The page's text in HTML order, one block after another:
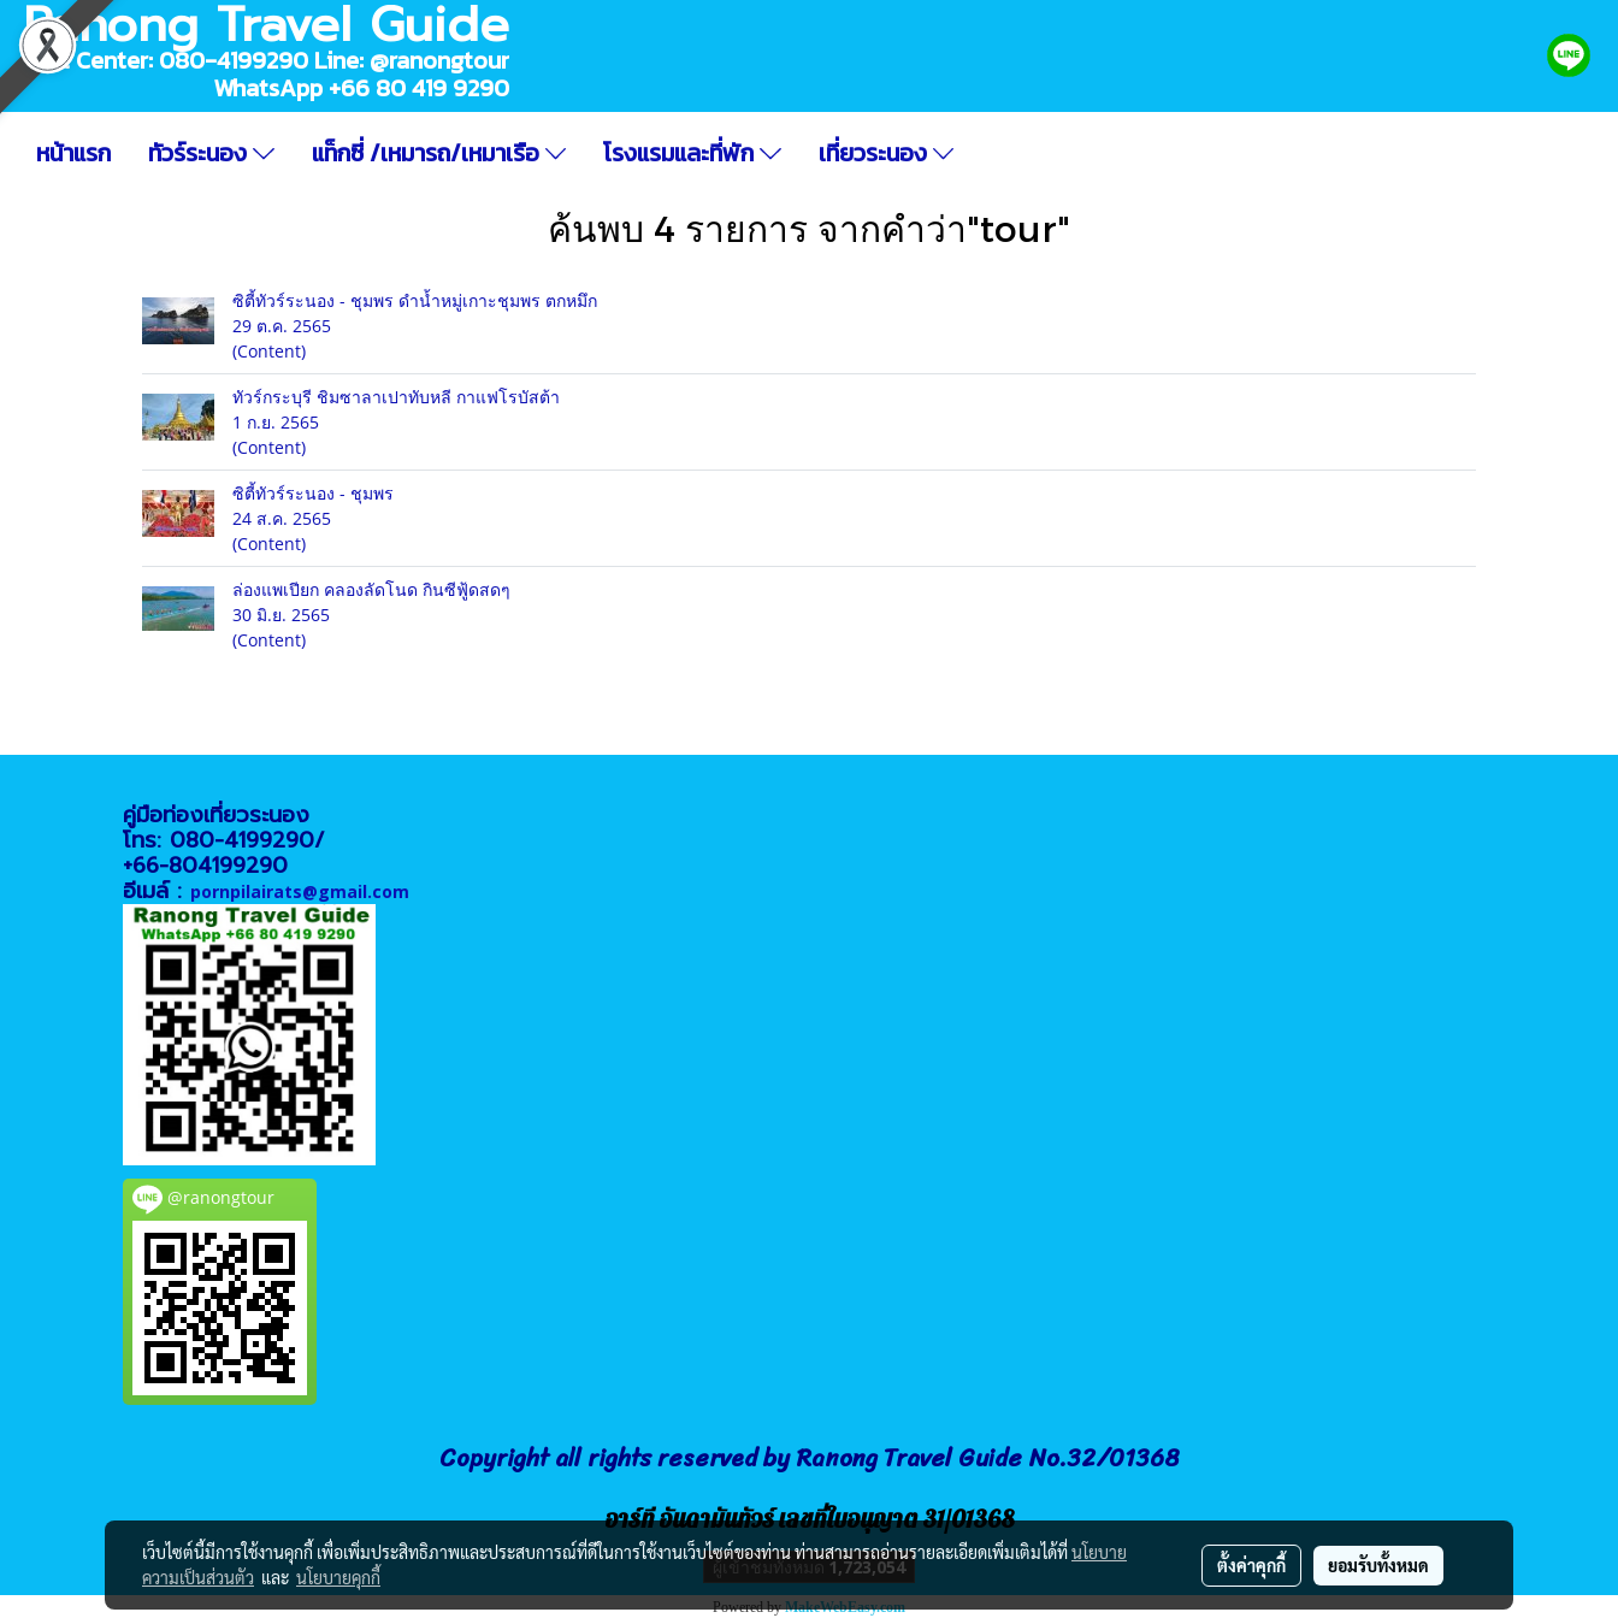
Ranong Travel Guide
Call Center: 080-4199290 Line: @ranongtour
WhatsApp +66 80 419 9290
หน้าแรก
ทัวร์ระนอง แท็กซี่ /เหมารถ/เหมาเรือ โรงแรมและที่พัก เที่ยวระนอง
ค้นพบ 4 รายการ จากคำว่า"tour"
ซิตี้ทัวร์ระนอง - ชุมพร ดำน้ำหมู่เกาะชุมพร ตกหมึก
29 ต.ค. 2565
(Content)
ทัวร์กระบุรี ชิมซาลาเปาทับหลี กาแฟโรบัสต้า
1 ก.ย. 2565
(Content)
ซิตี้ทัวร์ระนอง - ชุมพร
24 ส.ค. 2565
(Content)
ล่องแพเปียก คลองลัดโนด กินซีฟู้ดสดๆ
30 มิ.ย. 2565
(Content)
คู่มือท่องเที่ยวระนอง
โทร: 080-4199290/
+66-804199290
อีเมล์ : pornpilairats@gmail.com
@ranongtour
Copyright all rights reserved by Ranong Travel Guide No.32/01368
อาร์ที อันดามันทัวร์ เลขที่ใบอนุญาต 31/01368
ผู้เข้าชมวันนี้ 375
Powered byMakeWebEasy.com
เว็บไซต์นี้มีการใช้งานคุกกี้ เพื่อเพิ่มประสิทธิภาพและประสบการณ์ที่ดีในการใช้งานเว็บไซต์ของท่าน ท่านสามารถอ่านรายละเอียดเพิ่มเติมได้ที่นโยบาย
ความเป็นส่วนตัว และ นโยบายคุกกี้
ตั้งค่าคุกกี้ ยอมรับทั้งหมด